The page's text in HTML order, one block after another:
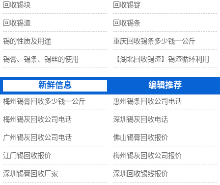
回收锡块 回收锡锭
回收锡渣 回收锡条
锡的性质及用途 重庆回收锡条多少钱一公斤
锡膏、锡条、锡丝的使用 【湖北回收锡渣】锡渣循环利用
新鲜信息 编辑推荐
梅州锡膏回收多少钱一公斤 惠州锡条回收公司电话
梅州锡灰回收公司电话 深圳锡灰回收电话
广州锡灰回收公司电话 佛山锡膏回收报价
江门锡回收报价 梅州锡灰回收公司报价
深圳锡膏回收厂家 深圳回收锡线报价